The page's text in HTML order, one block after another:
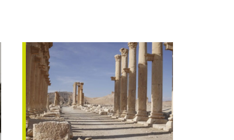
schrijft op het wetenschappelijk
nieuwsplatform The Conversation
dat negentiende-eeuwse
Amerikanen hun jonge natie
graag spiegelden aan grote rijken
uit het verleden. Egypte zou...